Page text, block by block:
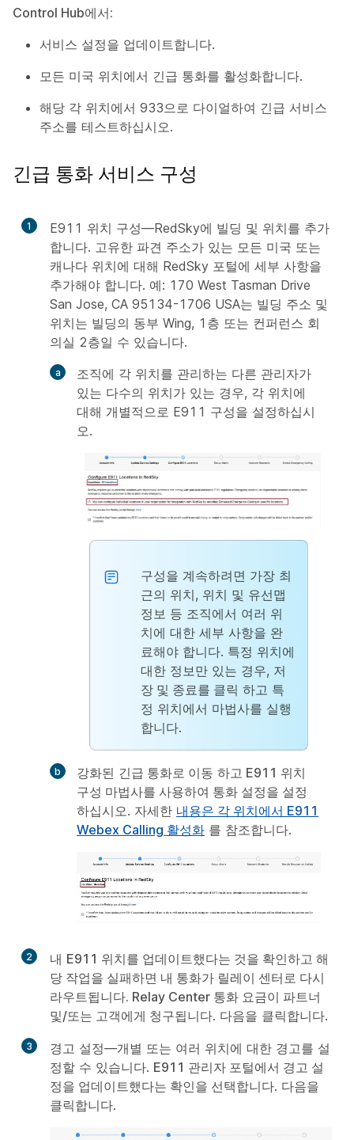
Control Hub에서:
서비스 설정을 업데이트합니다.
모든 미국 위치에서 긴급 통화를 활성화합니다.
해당 각 위치에서 933으로 다이얼하여 긴급 서비스
주소를 테스트하십시오.
긴급 통화 서비스 구성
1
E911 위치 구성—RedSky에 빌딩 및 위치를 추가
합니다. 고유한 파견 주소가 있는 모든 미국 또는
캐나다 위치에 대해 RedSky 포털에 세부 사항을
추가해야 합니다. 예: 170 West Tasman Drive
San Jose, CA 95134-1706 USA는 빌딩 주소 및
위치는 빌딩의 동부 Wing, 1층 또는 컨퍼런스 회
의실 2층일 수 있습니다.
조직에 각 위치를 관리하는 다른 관리자가
있는 다수의 위치가 있는 경우, 각 위치에
대해 개별적으로 E911 구성을 설정하십시
오.
구성을 계속하려면 가장 최
근의 위치, 위치 및 유선맵
정보 등 조직에서 여러 위
치에 대한 세부 사항을 완
료해야 합니다. 특정 위치에
대한 정보만 있는 경우, 저
장 및 종료를 클릭 하고 특
정 위치에서 마법사를 실행
합니다.
강화된 긴급 통화로 이동 하고 E911 위치
구성 마법사를 사용하여 통화 설정을 설정
하십시오. 자세한 내용은 각 위치에서 E911
Webex Calling 활성화 를 참조합니다.
2 내 E911 위치를 업데이트했다는 것을 확인하고 해
당 작업을 실패하면 내 통화가 릴레이 센터로 다시
라우트됩니다. Relay Center 통화 요금이 파트너
및/또는 고객에게 청구됩니다. 다음을 클릭합니다.
3
경고 설정—개별 또는 여러 위치에 대한 경고를 설
정할 수 있습니다. E911 관리자 포털에서 경고 설
정을 업데이트했다는 확인을 선택합니다. 다음을
클릭합니다.